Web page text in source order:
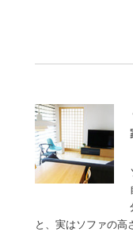
と、実はソファの高